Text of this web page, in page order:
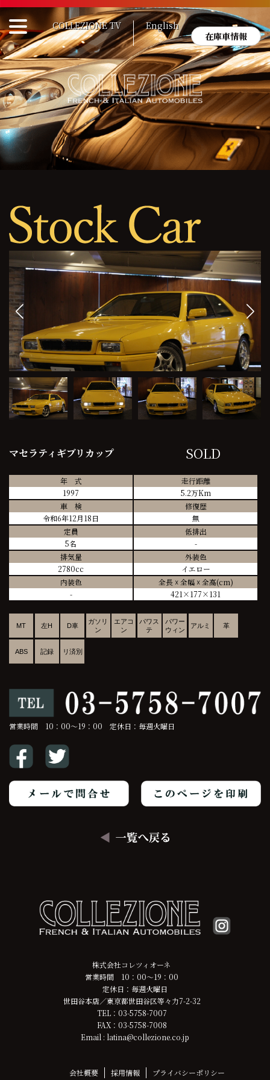
Skip
to
content
COLLEZIONE TV
English
在庫車情報
マセラティギブリカップ SOLD
年 式
1997
走行距離
5.2万Km
車 検
令和6年12月18日
修復歴
無
定員
5名
低排出
-
排気量
2780cc
外装色
イエロー
内装色
-
全長 ☓ 全幅 ☓ 全高(cm)
421×177×131
MT 左H D車
ガソリ
ン
エアコ
ン
パワス
テ
パワー
ウィン
アルミ 革
ABS 記録 リ済別
営業時間 10：00～19：00 定休日：毎週火曜日
株式会社コレツィオーネ
営業時間 10：00～19：00
定休日：毎週火曜日
世田谷本店／東京都世田谷区等々力7-2-32
TEL：03-5758-7007
FAX：03-5758-7008
Email : latina@collezione.co.jp
会社概要 採用情報 プライバシーポリシー